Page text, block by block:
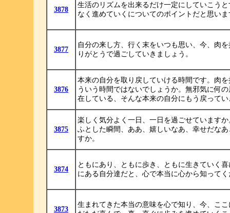
3878
生活のリズムを出来るだけ一定にしていこう
なく進めていくについてのポイントだと思いま
3877
自分の来し方、行く末をいつも思い、今、肉
りがとうで過ごしていきましょう。
3876
本来の自分を取り戻していける時間です。肉
ういう時間ではないでしょうか。無邪気に何
在している、そんな本来の自分にもう戻って
3875
楽しく気分よく一日、一日を過ごせています
ふとした瞬間、ああ、嬉しいなあ、幸せだな
すか。
3874
ともにあり、ともに歩き、ともに生きていく
にある自分達だと、心で本当に心から知って
3873
生まれてきた本当の意味を心で知り、今、こ